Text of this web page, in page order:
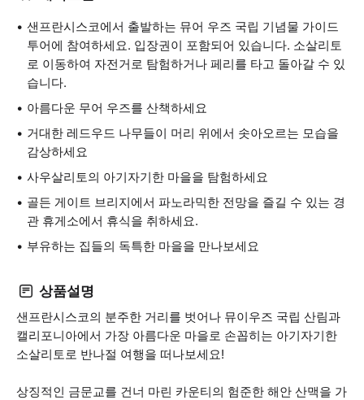
샌프란시스코에서 출발하는 뮤어 우즈 국립 기념물 가이드
투어에 참여하세요. 입장권이 포함되어 있습니다. 소살리토
로 이동하여 자전거로 탐험하거나 페리를 타고 돌아갈 수 있
습니다.
아름다운 무어 우즈를 산책하세요
거대한 레드우드 나무들이 머리 위에서 솟아오르는 모습을
감상하세요
사우살리토의 아기자기한 마을을 탐험하세요
골든 게이트 브리지에서 파노라믹한 전망을 즐길 수 있는 경
관 휴게소에서 휴식을 취하세요.
부유하는 집들의 독특한 마을을 만나보세요
상품설명
샌프란시스코의 분주한 거리를 벗어나 뮤이우즈 국립 산림과
캘리포니아에서 가장 아름다운 마을로 손꼽히는 아기자기한
소살리토로 반나절 여행을 떠나보세요!
상징적인 금문교를 건너 마린 카운티의 험준한 해안 산맥을 가